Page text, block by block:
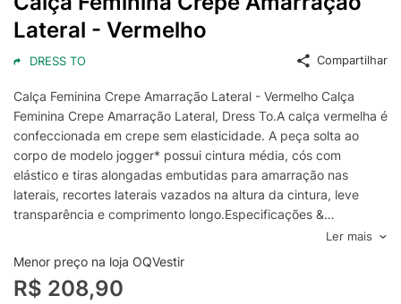
Lateral - Vermelho
DRESS TO Compartilhar
Calça Feminina Crepe Amarração Lateral - Vermelho Calça
Feminina Crepe Amarração Lateral, Dress To.A calça vermelha é
confeccionada em crepe sem elasticidade. A peça solta ao
corpo de modelo jogger* possui cintura média, cós com
elástico e tiras alongadas embutidas para amarração nas
laterais, recortes laterais vazados na altura da cintura, leve
transparência e comprimento longo.Especificações &
Cuidados:Lavar à máquinaComposição: 100% ViscoseCor:
VermelhoMarca: Dress To*Jogger: calça com elástico na barra
Ler mais
Menor preço na loja OQVestir
R$ 208,90